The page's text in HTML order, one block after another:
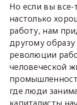
Но если вы все-
настолько
работу, нам
другому
революции
человеческой
где люди